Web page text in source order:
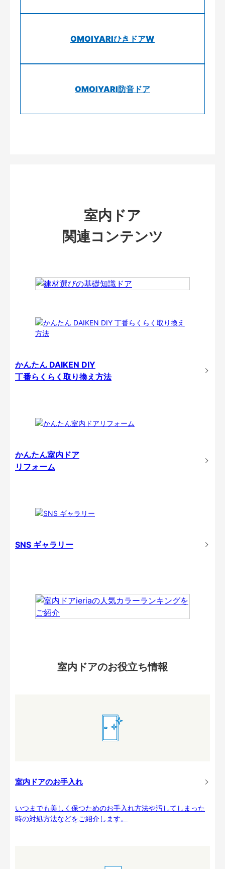
OMOIYARIひきドアW
OMOIYARI防音ドア
室内ドア
関連コンテンツ
かんたん DAIKEN DIY
丁番らくらく取り換え方法
かんたん室内ドア
リフォーム
SNS ギャラリー
室内ドアのお役立ち情報
室内ドアのお手入れ
いつまでも美しく保つためのお手入れ方法や汚してしまった
時の対処方法などをご紹介します。